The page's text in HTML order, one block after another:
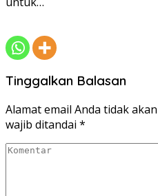
Tinggalkan Balasan
Alamat email Anda tidak
wajib ditandai *